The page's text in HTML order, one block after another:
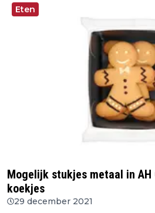
Eten
Mogelijk stukjes metaal in AH
koekjes
29 december 2021